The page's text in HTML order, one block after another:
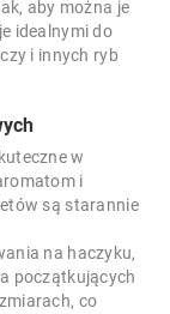
aby można je
idealnymi do
i innych ryb
w
i
są starannie
na haczyku,
początkujących
co